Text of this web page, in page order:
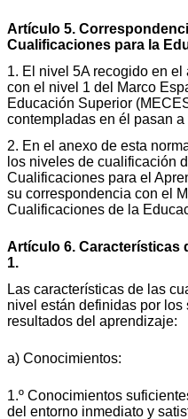
Artículo 5.
Cualificaciones para la
1. El nivel 5A recogido en
con el nivel 1 del Marco
Educación Superior
contempladas en él pasan
2. En el anexo de esta
los niveles de cualificación
Cualificaciones para el
su correspondencia con el
Cualificaciones de la
Artículo 6. Características
1.
Las características de las
nivel están definidas por
resultados del aprendizaje:
a) Conocimientos:
1.º Conocimientos
del entorno inmediato y